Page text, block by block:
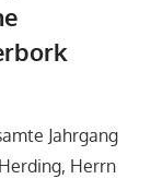
Jahrgang
Herrn